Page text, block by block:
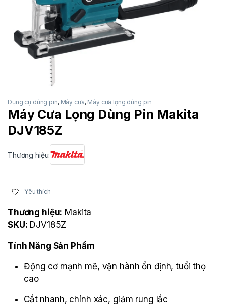
Dụng cụ dùng pin, Máy cưa, Máy cưa lọng dùng pin
Máy Cưa Lọng Dùng Pin Makita
DJV185Z
Thương hiệu:
Yêu thích
Thương hiệu: Makita
SKU: DJV185Z
Tính Năng Sản Phẩm
Động cơ mạnh mẽ, vận hành ổn định, tuổi thọ
cao
Cắt nhanh, chính xác, giảm rung lắc